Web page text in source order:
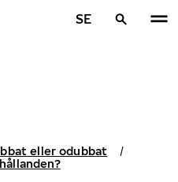
SE
eller odubbat